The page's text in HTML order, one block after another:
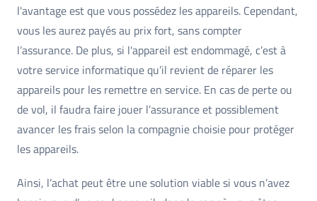
l'avantage est que vous possédez les appareils. Cependant,
vous les aurez payés au prix fort, sans compter
l’assurance. De plus, si l'appareil est endommagé, c’est à
votre service informatique qu’il revient de réparer les
appareils pour les remettre en service. En cas de perte ou
de vol, il faudra faire jouer l’assurance et possiblement
avancer les frais selon la compagnie choisie pour protéger
les appareils.
Ainsi, l’achat peut être une solution viable si vous n’avez